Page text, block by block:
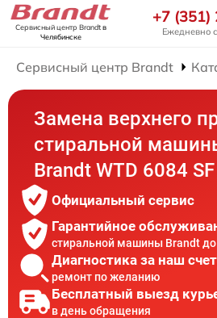
Сервисный центр Brandtв
Челябинске
+7
Ежедневно
Сервисный центр Brandt
Замена верхнего
стиральной
Brandt WTD 6084 SF
Официальный сервис
Гарантийное
стиральной машины Brandt до
Диагностика за наш
ремонт по желанию
Бесплатный выезд
в день обращения